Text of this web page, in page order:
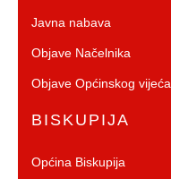
Javna nabava
Objave Načelnika
Objave Općinskog vijeća
BISKUPIJA
Općina Biskupija